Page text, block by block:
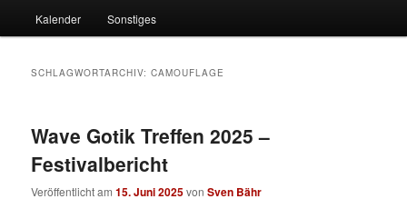
Kalender Sonstiges
SCHLAGWORTARCHIV:CAMOUFLAGE
Wave Gotik Treffen 2025 –
Festivalbericht
Veröffentlicht am15. Juni 2025vonSven Bähr